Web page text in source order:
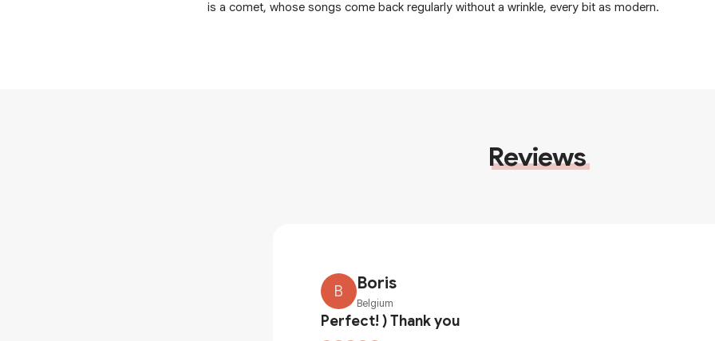
is a comet, whose songs come back regularly without a wrinkle, every bit as modern.
Reviews
B Boris
Belgium
Perfect! ) Thank you